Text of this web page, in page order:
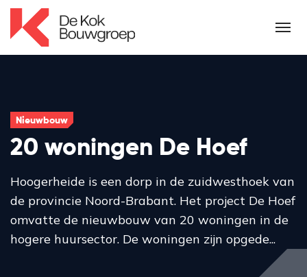
Nieuwbouw
20 woningen De Hoef
Hoogerheide is een dorp in de zuidwesthoek van
de provincie Noord-Brabant. Het project De Hoef
omvatte de nieuwbouw van 20 woningen in de
hogere huursector. De woningen zijn opgede...